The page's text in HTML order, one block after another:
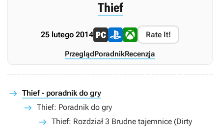
Thief
25 lutego 2014 Rate It!
PrzeglądPoradnikRecenzja
Thief - poradnik do gry
Thief: Poradnik do gry
Thief: Rozdział 3 Brudne tajemnice (Dirty